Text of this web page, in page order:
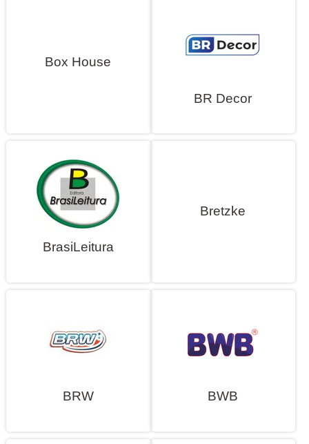
Box House
BR Decor
BrasiLeitura
Bretzke
BRW BWB